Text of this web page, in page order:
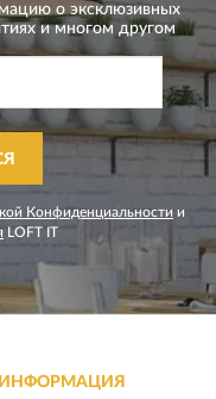
о эксклюзивных
и многом другом
Конфиденциальности и
LOFT IT
ИНФОРМАЦИЯ